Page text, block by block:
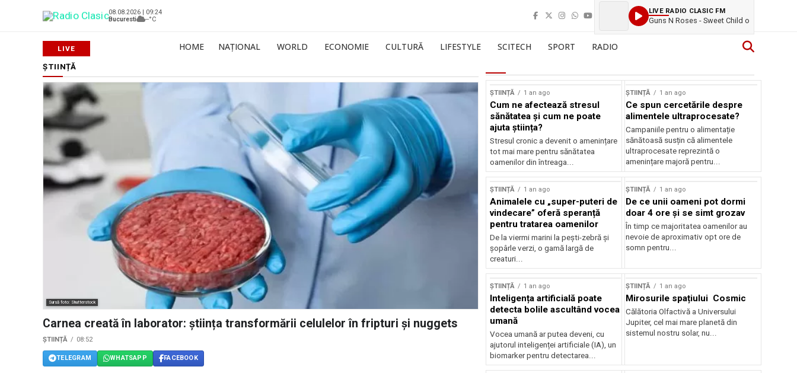
08.08.2026 | 09:24
Bucuresti
--°C
LIVE RADIO CLASIC FM
Guns N Roses - Sweet Child o
HOME NAȚIONAL WORLD ECONOMIE CULTURĂ LIFESTYLE SCITECH SPORT RADIO
ȘTIINȚĂ
Sursă foto: Shutterstock
Carnea creată în laborator: știința transformării celulelor în fripturi și nuggets
ȘTIINȚĂ 08:52
TELEGRAM WHATSAPP FACEBOOK
ȘTIINȚĂ 1 an ago
Cum ne afectează stresul
sănătatea și cum ne poate
ajuta știința?
Stresul cronic a devenit o amenințare
tot mai mare pentru sănătatea
oamenilor din întreaga...
ȘTIINȚĂ 1 an ago
Ce spun cercetările despre
alimentele ultraprocesate?
Campaniile pentru o alimentație
sănătoasă susțin că alimentele
ultraprocesate reprezintă o
amenințare majoră pentru...
ȘTIINȚĂ 1 an ago
Animalele cu „super-puteri de
vindecare” oferă speranță
pentru tratarea oamenilor
De la viermi marini la pești-zebră și
șopârle verzi, o gamă largă de
creaturi...
ȘTIINȚĂ 1 an ago
De ce unii oameni pot dormi
doar 4 ore și se simt grozav
În timp ce majoritatea oamenilor au
nevoie de aproximativ opt ore de
somn pentru...
ȘTIINȚĂ 1 an ago
Inteligența artificială poate
detecta bolile ascultând vocea
umană
Vocea umană ar putea deveni, cu
ajutorul inteligenței artificiale (IA), un
biomarker pentru detectarea...
ȘTIINȚĂ 1 an ago
Mirosurile spațiului Cosmic
Călătoria Olfactivă a Universului
Jupiter, cel mai mare planetă din
sistemul nostru solar, nu...